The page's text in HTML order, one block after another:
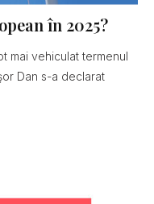
în 2025?
mai vehiculat termenul
Dan s-a declarat